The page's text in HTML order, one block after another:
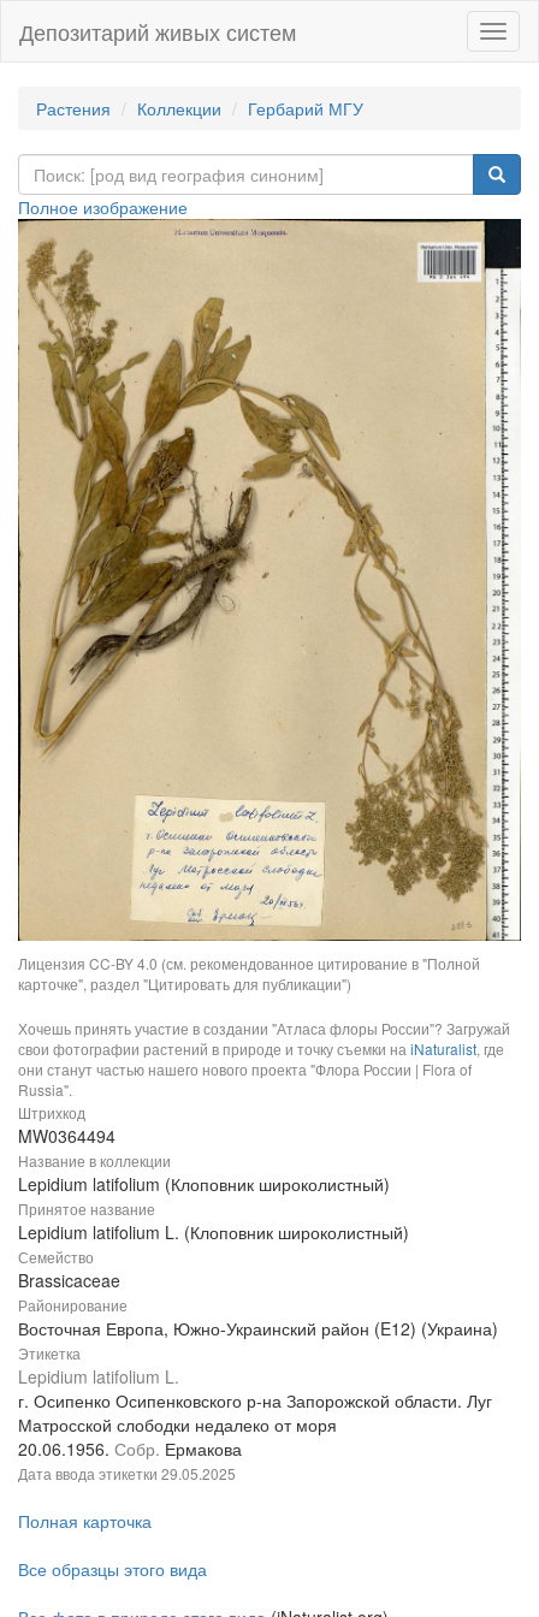
Депозитарий живых систем
Растения Коллекции Гербарий МГУ
Полное изображение
Лицензия CC-BY 4.0 (см. рекомендованное цитирование в "Полной
карточке", раздел "Цитировать для публикации")
Хочешь принять участие в создании "Атласа флоры России"? Загружай
свои фотографии растений в природе и точку съемки наiNaturalist, где
они станут частью нашего нового проекта "Флора России | Flora of
Russia".
Штрихкод
MW0364494
Название в коллекции
Lepidium latifolium (Клоповник широколистный)
Принятое название
Lepidium latifolium L. (Клоповник широколистный)
Семейство
Brassicaceae
Районирование
Восточная Европа, Южно-Украинский район (E12) (Украина)
Этикетка
Lepidium latifolium L.
г. Осипенко Осипенковского р-на Запорожской области. Луг
Матросской слободки недалеко от моря
20.06.1956. Собр. Ермакова
Дата ввода этикетки 29.05.2025
Полная карточка
Все образцы этого вида